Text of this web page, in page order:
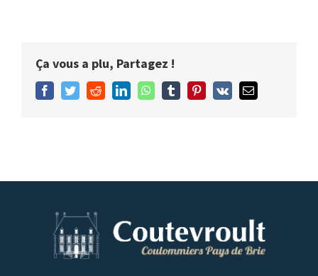
Ça vous a plu, Partagez !
Facebook
TwitterRedditLinkedInWhatsApp
Tumblr Pinterest
Vk Email